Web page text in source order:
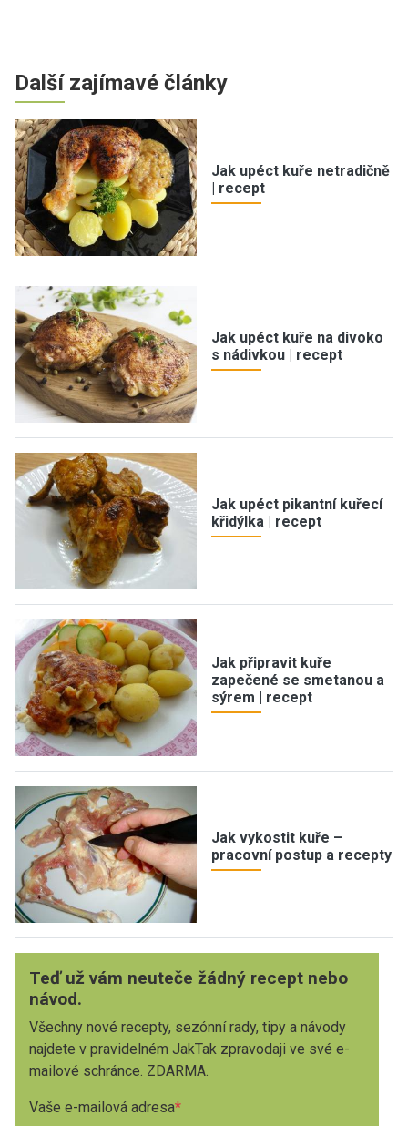
Další zajímavé články
Jak upéct kuře netradičně
| recept
Jak upéct kuře na divoko
s nádivkou | recept
Jak upéct pikantní kuřecí
křidýlka | recept
Jak připravit kuře
zapečené se smetanou a
sýrem | recept
Jak vykostit kuře –
pracovní postup a recepty
Teď už vám neuteče žádný recept nebo
návod.
Všechny nové recepty, sezónní rady, tipy a návody
najdete v pravidelném JakTak zpravodaji ve své e-
mailové schránce. ZDARMA.
Vaše e-mailová adresa